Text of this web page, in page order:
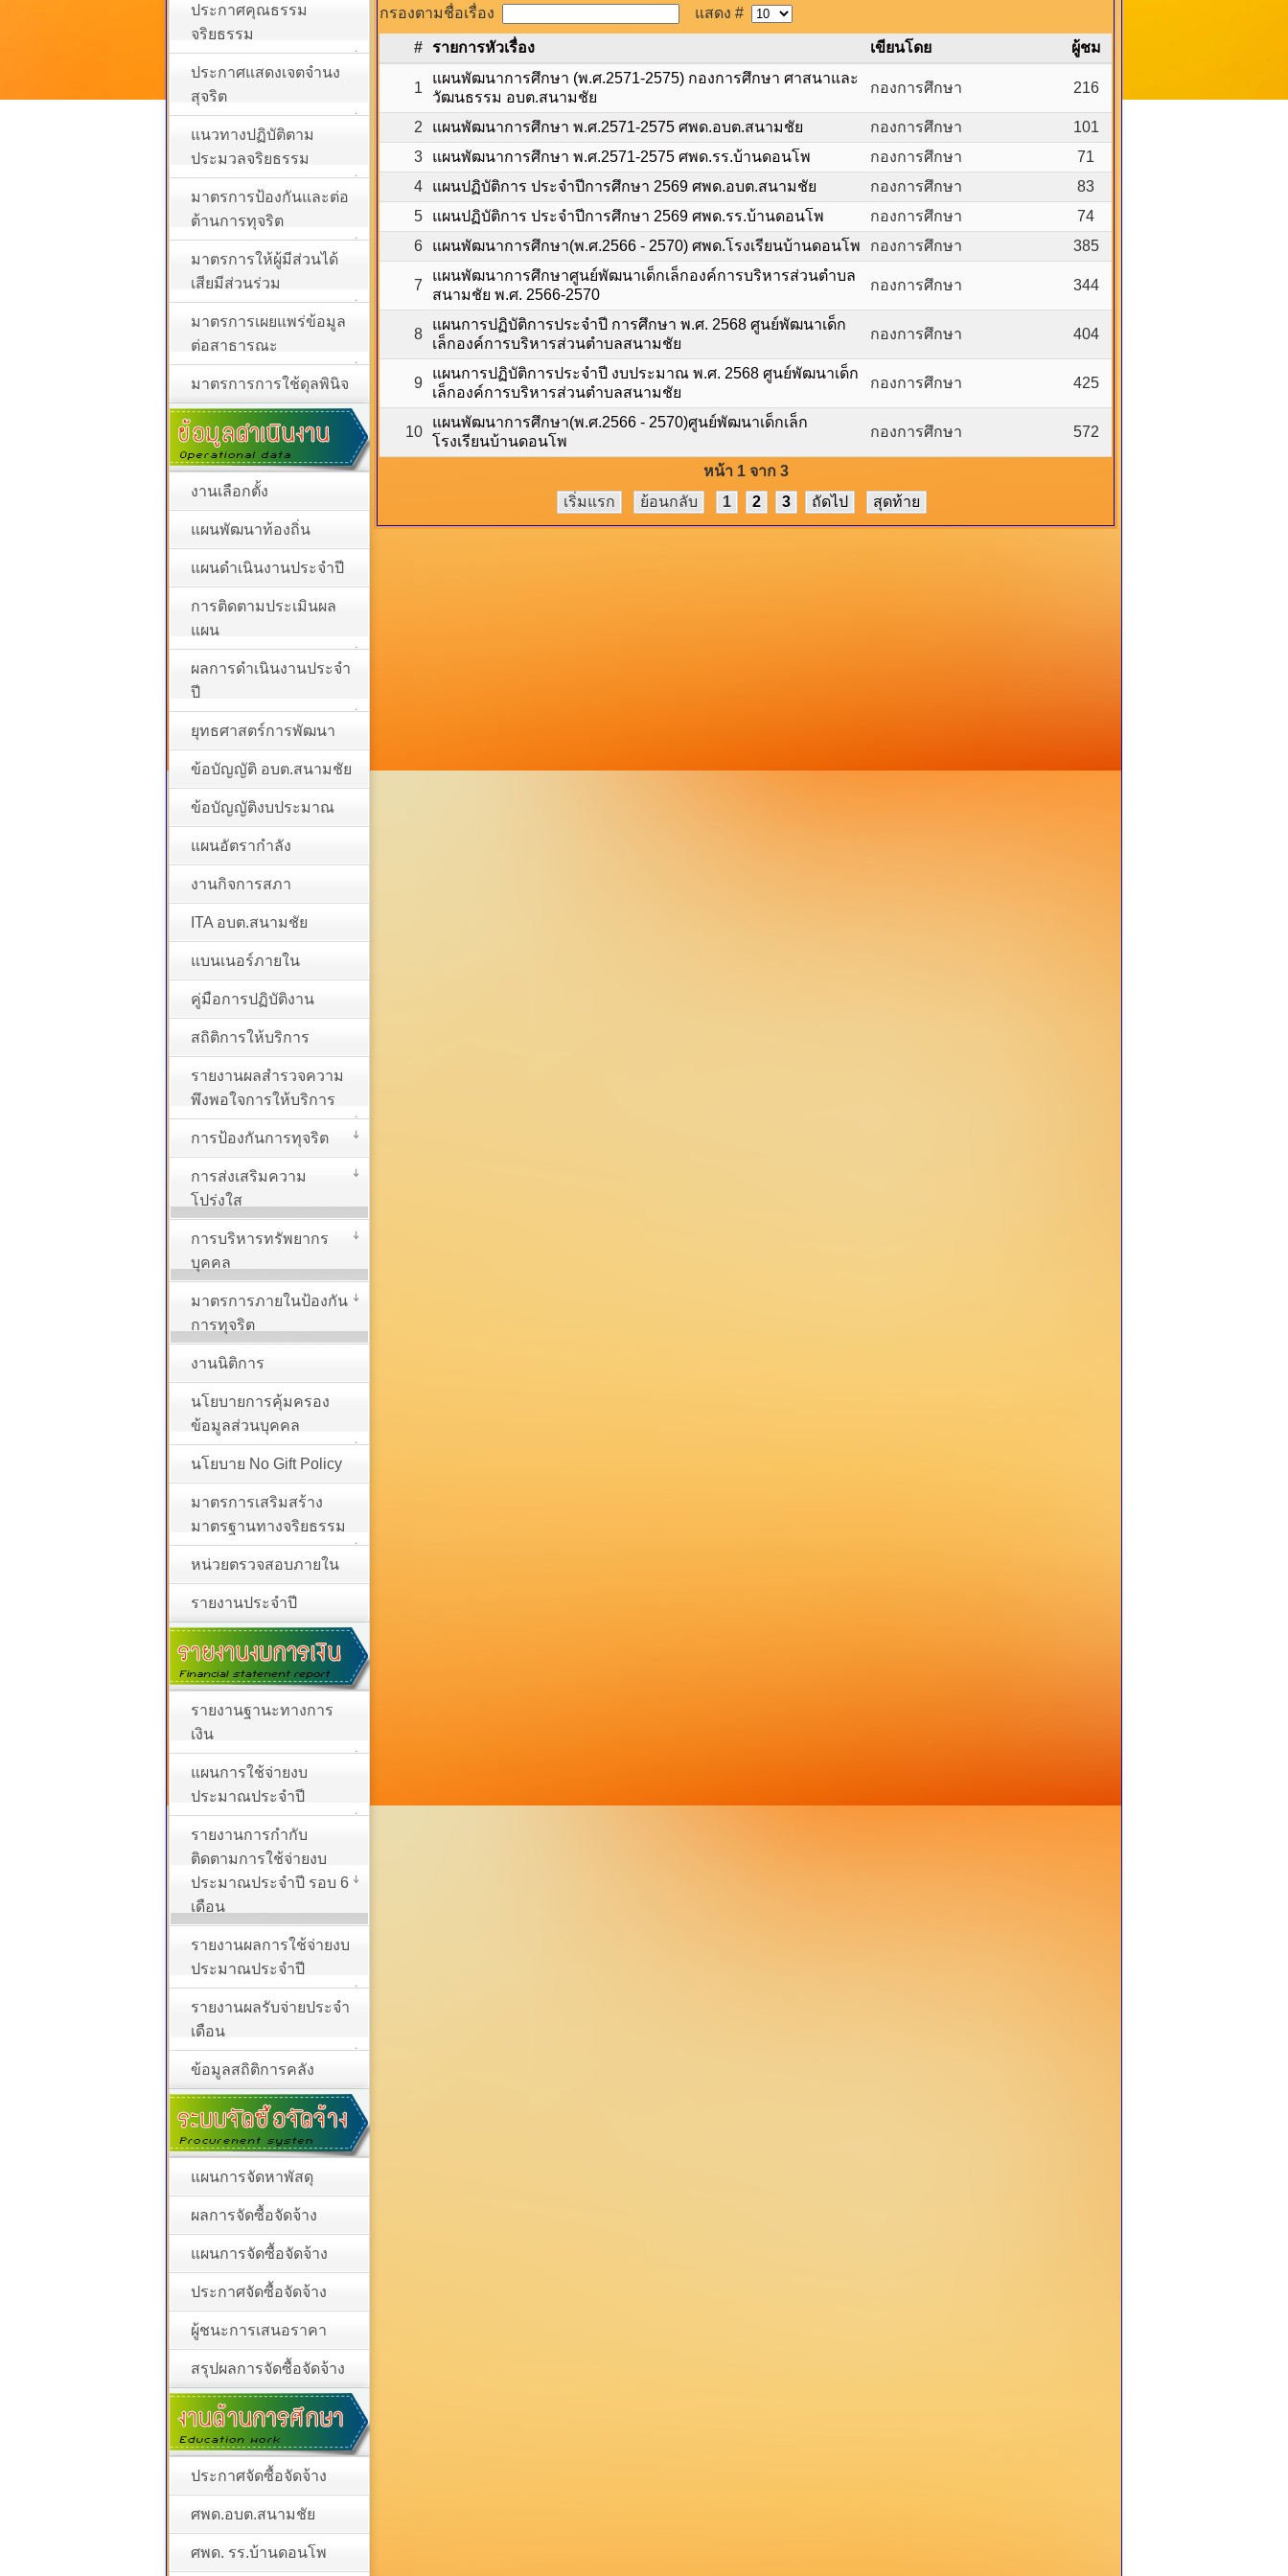
กรองตามชื่อเรื่อง แสดง #
# รายการหัวเรื่อง เขียนโดย ผู้ชม
1
แผนพัฒนาการศึกษา (พ.ศ.2571-2575) กองการศึกษา ศาสนาและ
วัฒนธรรม อบต.สนามชัย
กองการศึกษา 216
2 แผนพัฒนาการศึกษา พ.ศ.2571-2575 ศพด.อบต.สนามชัย กองการศึกษา
101
3
แผนพัฒนาการศึกษา พ.ศ.2571-2575 ศพด.รร.บ้านดอนโพ กองการศึกษา
71
4
แผนปฏิบัติการ ประจำปีการศึกษา 2569 ศพด.อบต.สนามชัย กองการศึกษา
83
5
แผนปฏิบัติการ ประจำปีการศึกษา 2569 ศพด.รร.บ้านดอนโพ กองการศึกษา
74
6
แผนพัฒนาการศึกษา(พ.ศ.2566 - 2570) ศพด.โรงเรียนบ้านดอนโพ กองการศึกษา 385
7
แผนพัฒนาการศึกษาศูนย์พัฒนาเด็กเล็กองค์การบริหารส่วนตำบล
สนามชัย พ.ศ. 2566-2570
กองการศึกษา 344
8
แผนการปฏิบัติการประจำปี การศึกษา พ.ศ. 2568 ศูนย์พัฒนาเด็ก
เล็กองค์การบริหารส่วนตำบลสนามชัย
กองการศึกษา 404
9
แผนการปฏิบัติการประจำปี งบประมาณ พ.ศ. 2568 ศูนย์พัฒนาเด็ก
เล็กองค์การบริหารส่วนตำบลสนามชัย
กองการศึกษา 425
10
แผนพัฒนาการศึกษา(พ.ศ.2566 - 2570)ศูนย์พัฒนาเด็กเล็ก
โรงเรียนบ้านดอนโพ
กองการศึกษา 572
หน้า 1 จาก 3
เริ่มแรก
ย้อนกลับ 1 2 3 ถัดไป สุดท้าย
ประกาศคุณธรรม
จริยธรรม
ประกาศแสดงเจตจำนง
สุจริต
แนวทางปฏิบัติตาม
ประมวลจริยธรรม
มาตรการป้องกันและต่อ
ต้านการทุจริต
มาตรการให้ผู้มีส่วนได้
เสียมีส่วนร่วม
มาตรการเผยแพร่ข้อมูล
ต่อสาธารณะ
มาตรการการใช้ดุลพินิจ
งานเลือกตั้ง
แผนพัฒนาท้องถิ่น
แผนดำเนินงานประจำปี
การติดตามประเมินผล
แผน
ผลการดำเนินงานประจำ
ปี
ยุทธศาสตร์การพัฒนา
ข้อบัญญัติ อบต.สนามชัย
ข้อบัญญัติงบประมาณ
แผนอัตรากำลัง
งานกิจการสภา
ITA อบต.สนามชัย
แบนเนอร์ภายใน
คู่มือการปฏิบัติงาน
สถิติการให้บริการ
รายงานผลสำรวจความ
พึงพอใจการให้บริการ
การป้องกันการทุจริต
การส่งเสริมความ
โปร่งใส
การบริหารทรัพยากร
บุคคล
มาตรการภายในป้องกัน
การทุจริต
งานนิติการ
นโยบายการคุ้มครอง
ข้อมูลส่วนบุคคล
นโยบาย No Gift Policy
มาตรการเสริมสร้าง
มาตรฐานทางจริยธรรม
หน่วยตรวจสอบภายใน
รายงานประจำปี
รายงานฐานะทางการ
เงิน
แผนการใช้จ่ายงบ
ประมาณประจำปี
รายงานการกำกับ
ติดตามการใช้จ่ายงบ
ประมาณประจำปี รอบ 6
เดือน
รายงานผลการใช้จ่ายงบ
ประมาณประจำปี
รายงานผลรับจ่ายประจำ
เดือน
ข้อมูลสถิติการคลัง
แผนการจัดหาพัสดุ
ผลการจัดซื้อจัดจ้าง
แผนการจัดซื้อจัดจ้าง
ประกาศจัดซื้อจัดจ้าง
ผู้ชนะการเสนอราคา
สรุปผลการจัดซื้อจัดจ้าง
ประกาศจัดซื้อจัดจ้าง
ศพด.อบต.สนามชัย
ศพด. รร.บ้านดอนโพ